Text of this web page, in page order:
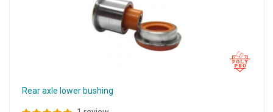
Rear axle lower bushing